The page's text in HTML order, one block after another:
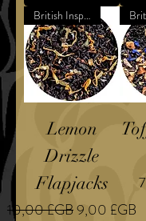
British Inspired Dessert
Lemon
Drizzle
Flapjacks
Prix original
10,00 £GBPrix
9,00 £GB